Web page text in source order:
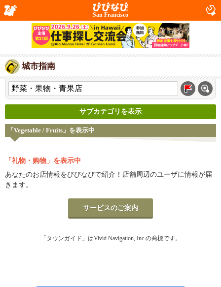
San Francisco
城市指南
サブカテゴリを表示
「Vegetable / Fruits」を表示中
「礼物・购物」を表示中
あなたのお店情報をびびなびで紹介！店舗周辺のユーザに情報が届
きます。
サービスのご案内
「タウンガイド」はVivid Navigation, Inc.の商標です。